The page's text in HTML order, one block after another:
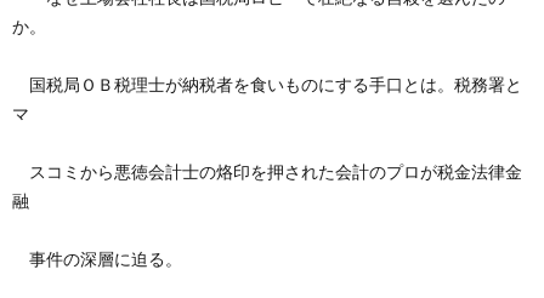
か。
国税局ＯＢ税理士が納税者を食いものにする手口とは。税務署と
マ
スコミから悪徳会計士の烙印を押された会計のプロが税金法律金
融
事件の深層に迫る。